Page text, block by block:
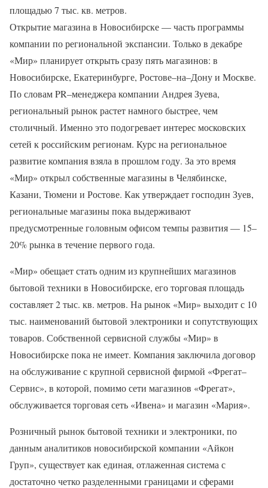
площадью 7 тыс. кв. метров.
Открытие магазина в Новосибирске — часть программы
компании по региональной экспансии. Только в декабре
«Мир» планирует открыть сразу пять магазинов: в
Новосибирске, Екатеринбурге, Ростове–на–Дону и Москве.
По словам PR–менеджера компании Андрея Зуева,
региональный рынок растет намного быстрее, чем
столичный. Именно это подогревает интерес московских
сетей к российским регионам. Курс на региональное
развитие компания взяла в прошлом году. За это время
«Мир» открыл собственные магазины в Челябинске,
Казани, Тюмени и Ростове. Как утверждает господин Зуев,
региональные магазины пока выдерживают
предусмотренные головным офисом темпы развития — 15–
20% рынка в течение первого года.
«Мир» обещает стать одним из крупнейших магазинов
бытовой техники в Новосибирске, его торговая площадь
составляет 2 тыс. кв. метров. На рынок «Мир» выходит с 10
тыс. наименований бытовой электроники и сопутствующих
товаров. Собственной сервисной службы «Мир» в
Новосибирске пока не имеет. Компания заключила договор
на обслуживание с крупной сервисной фирмой «Фрегат–
Сервис», в которой, помимо сети магазинов «Фрегат»,
обслуживается торговая сеть «Ивена» и магазин «Мария».
Розничный рынок бытовой техники и электроники, по
данным аналитиков новосибирской компании «Айкон
Груп», существует как единая, отлаженная система с
достаточно четко разделенными границами и сферами